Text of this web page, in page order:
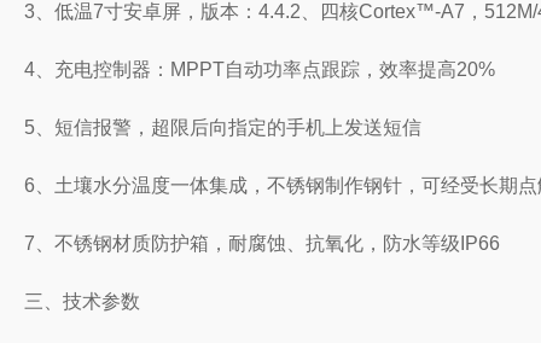
3、低温7寸安卓屏，版本：4.4.2、四核Cortex™-A7，
4、充电控制器：MPPT自动功率点跟踪，效率提高20%
5、短信报警，超限后向指定的手机上发送短信
6、土壤水分温度一体集成，不锈钢制作钢针，可经受长期
7、不锈钢材质防护箱，耐腐蚀、抗氧化，防水等级IP66
三、技术参数